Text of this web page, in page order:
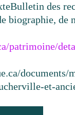
Bulletin des
biographie, de
patrimoine/
documents/
et-